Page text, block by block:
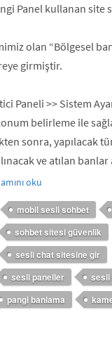
Panel kullanan site
olan “Bölgesel
girmiştir.
Paneli >> Sistem
belirleme ile
sonra, yapılacak
ve atılan banlar
oku
mobil sesli sohbet
sohbet sitesi güvenlik
sesli chat sitesine gir
sesli paneller
sesli
pangi banlama